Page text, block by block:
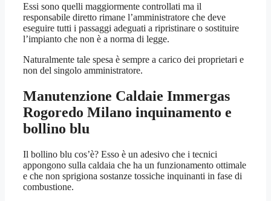
Essi sono quelli maggiormente controllati ma il
responsabile diretto rimane l’amministratore che deve
eseguire tutti i passaggi adeguati a ripristinare o sostituire
l’impianto che non è a norma di legge.
Naturalmente tale spesa è sempre a carico dei proprietari e
non del singolo amministratore.
Manutenzione Caldaie Immergas
Rogoredo Milano inquinamento e
bollino blu
Il bollino blu cos’è? Esso è un adesivo che i tecnici
appongono sulla caldaia che ha un funzionamento ottimale
e che non sprigiona sostanze tossiche inquinanti in fase di
combustione.